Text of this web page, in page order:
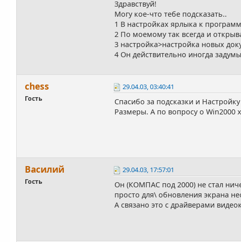
Здравствуй!
Могу кое-что тебе подсказать..
1 В настройках ярлыка к
2 По моемому так всегда и
3 настройка>настройка новых
4 Он действительно иногда
chess
Гость
29.04.03, 03:40:41
Спасибо за подсказки и
Размеры. А по вопросу о Win2000
Василий
Гость
29.04.03, 17:57:01
Он (КОМПАС под 2000) не стал
просто для\ обновления экрана
А связано это с драйверами